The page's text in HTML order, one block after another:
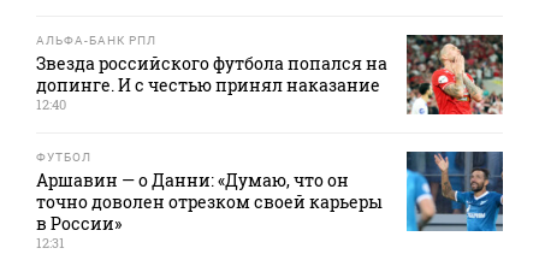
АЛЬФА-БАНК РПЛ
Звезда российского футбола попался на
допинге. И с честью принял наказание
12:40
ФУТБОЛ
Аршавин — о Данни: «Думаю, что он
точно доволен отрезком своей карьеры
в России»
12:31